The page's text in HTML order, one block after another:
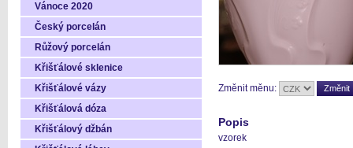
Vánoce 2020
Český porcelán
Růžový porcelán
Křišťálové sklenice
Křišťálové vázy
Křišťálová dóza
Křišťálový džbán
Změnit měnu:
Popis
vzorek